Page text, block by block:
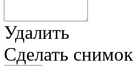
Удалить
Сделать